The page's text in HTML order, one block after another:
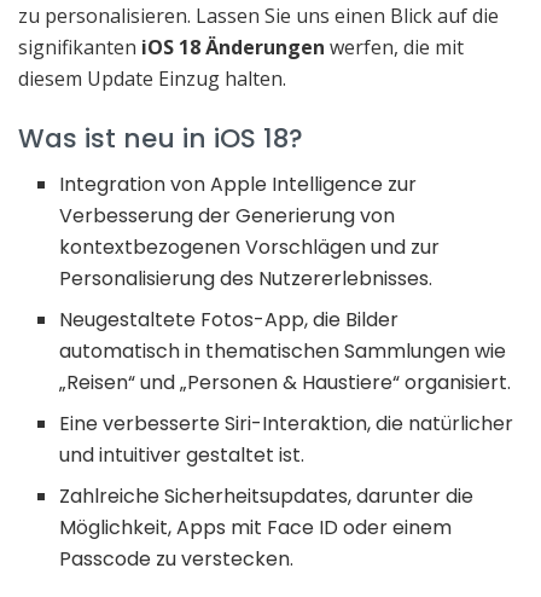
zu personalisieren. Lassen Sie uns einen Blick auf die
signifikanten iOS 18 Änderungen werfen, die mit
diesem Update Einzug halten.
Was ist neu in iOS 18?
Integration von Apple Intelligence zur
Verbesserung der Generierung von
kontextbezogenen Vorschlägen und zur
Personalisierung des Nutzererlebnisses.
Neugestaltete Fotos-App, die Bilder
automatisch in thematischen Sammlungen wie
„Reisen“ und „Personen & Haustiere“ organisiert.
Eine verbesserte Siri-Interaktion, die natürlicher
und intuitiver gestaltet ist.
Zahlreiche Sicherheitsupdates, darunter die
Möglichkeit, Apps mit Face ID oder einem
Passcode zu verstecken.